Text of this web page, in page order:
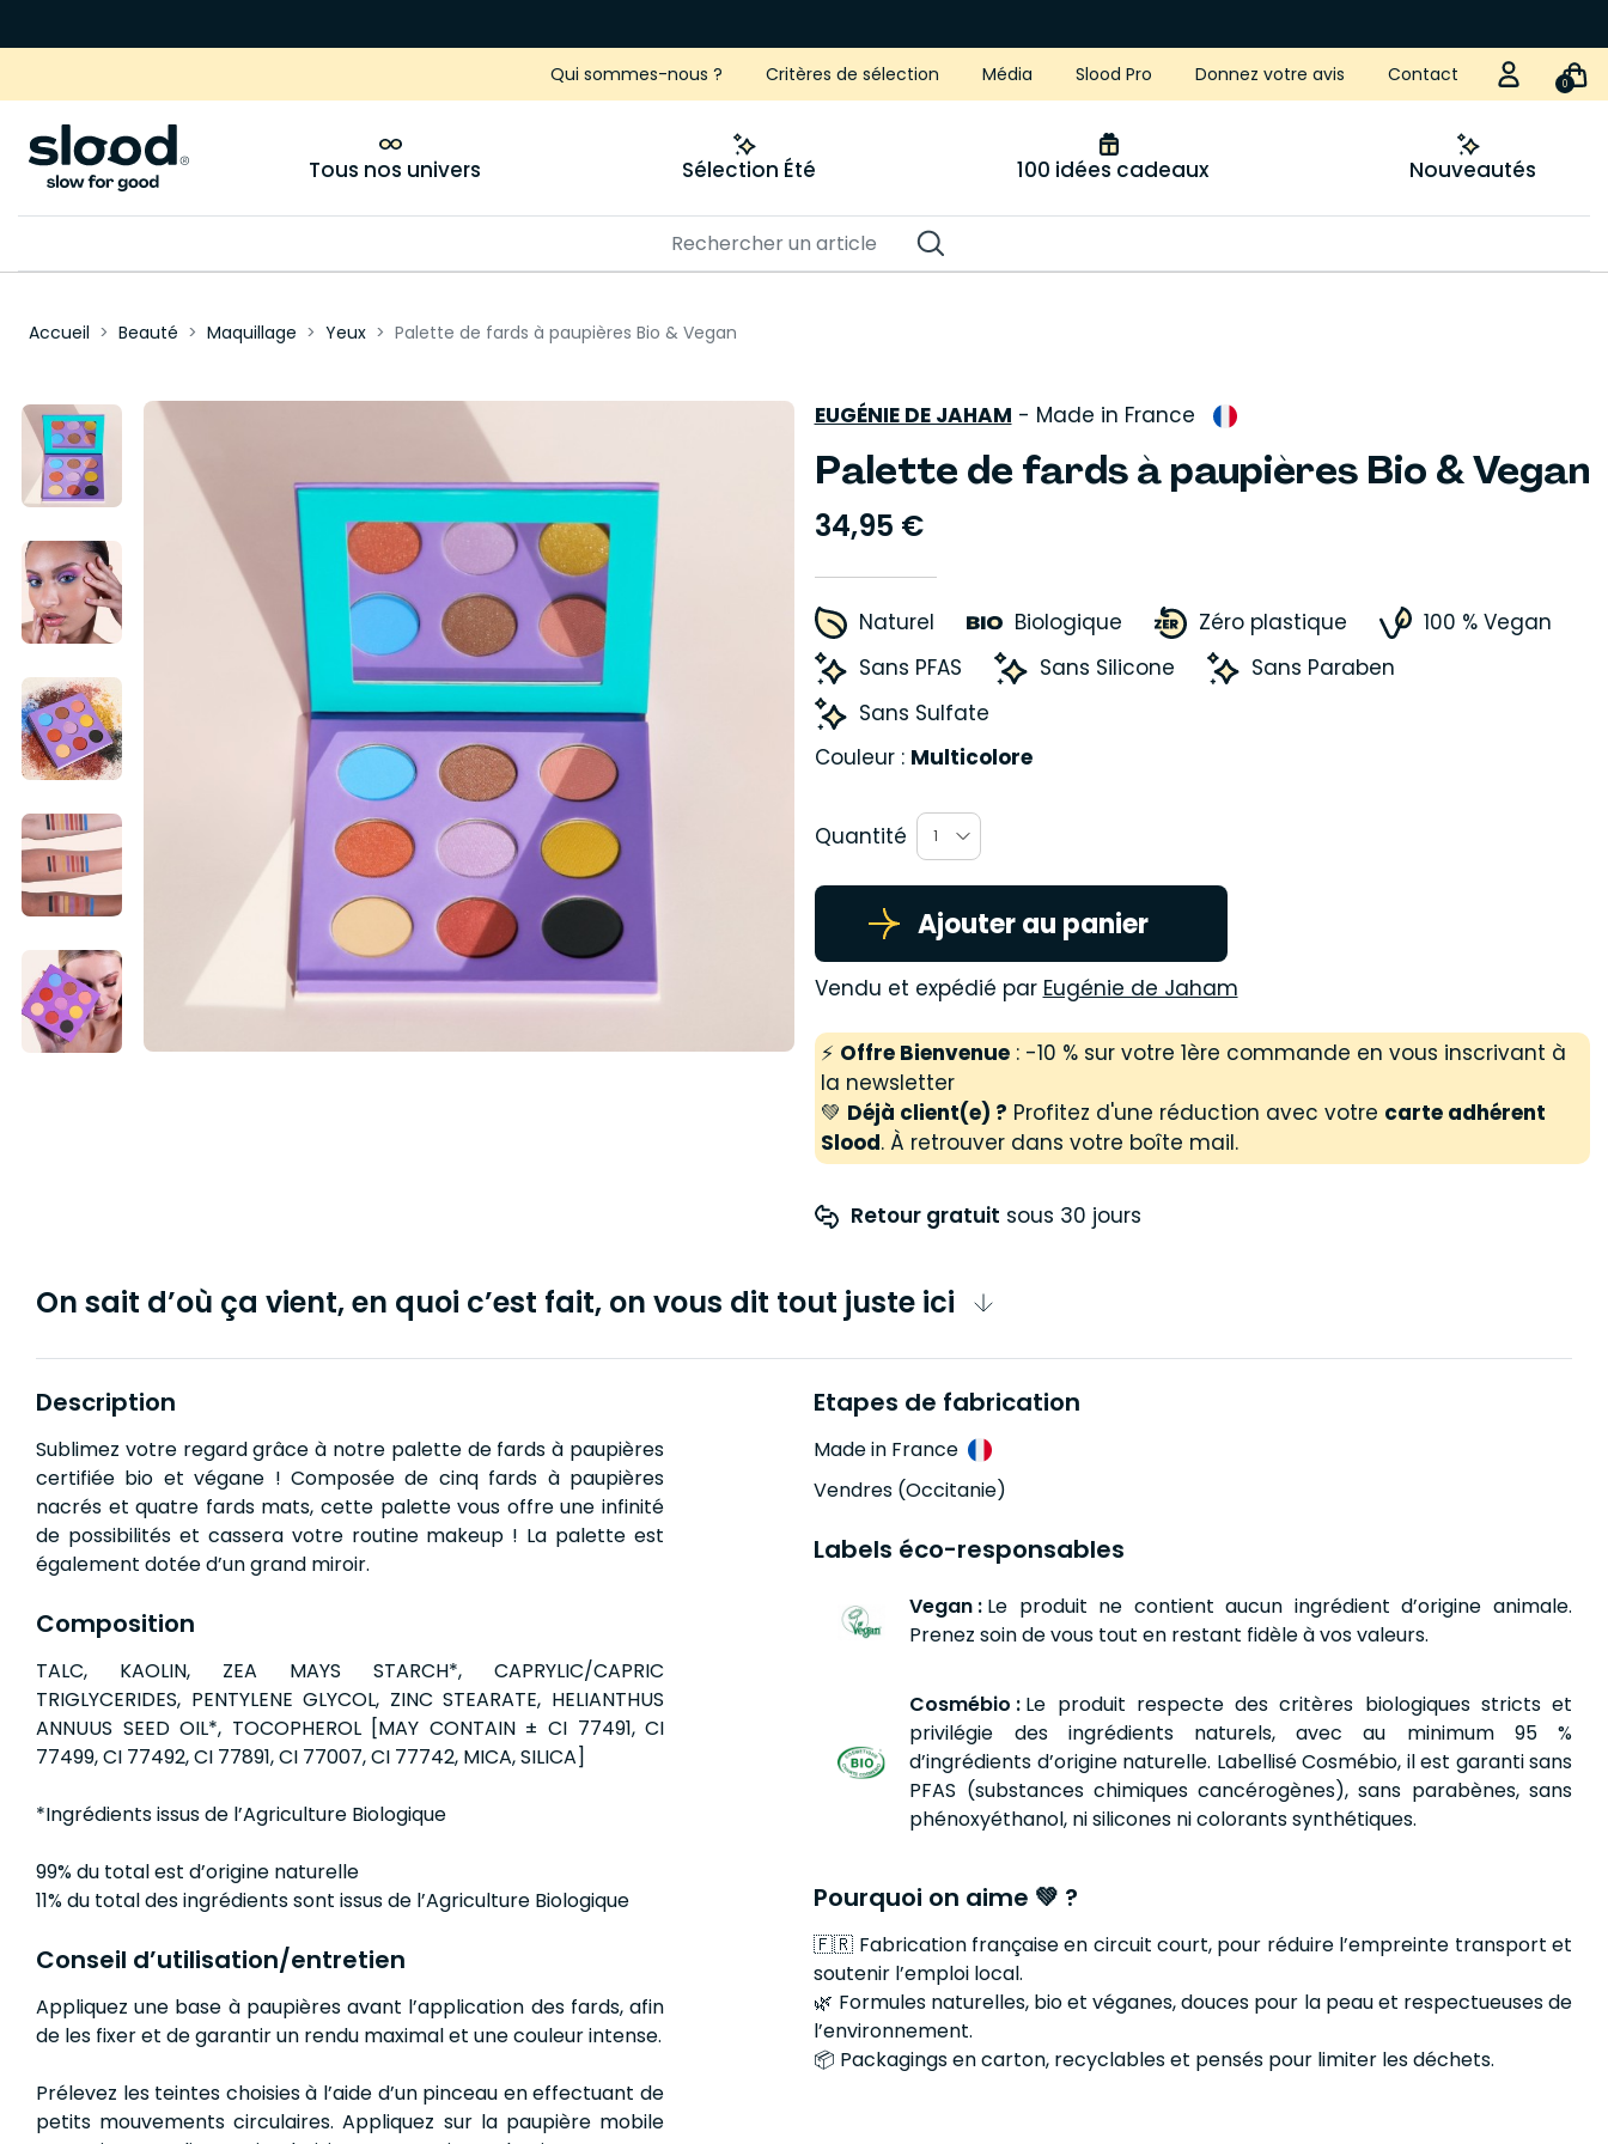
Qui sommes-nous ? Critères de sélection Média Slood Pro Donnez votre avis Contact 0
Tous nos univers Sélection Été 100 idées cadeaux Nouveautés
Accueil Beauté Maquillage Yeux Palette de fards à paupières Bio & Vegan
EUGÉNIE DE JAHAM - Made in France
Palette de fards à paupières Bio & Vegan
34,95 €
Naturel Biologique Zéro plastique
100 % Vegan
Sans PFAS
Sans Silicone
Sans Paraben
Sans Sulfate
Couleur : Multicolore
Quantité 1
Ajouter au panier
Vendu et expédié par Eugénie de Jaham
⚡ Offre Bienvenue: -10 % sur votre 1ère commande en vous inscrivant à
la newsletter
💚 Déjà client(e) ? Profitez d'une réduction avec votre carte adhérent
Slood. À retrouver dans votre boîte mail.
Retour gratuit sous 30 jours
On sait d’où ça vient, en quoi c’est fait, on vous dit tout juste ici
Description
Sublimez votre regard grâce à notre palette de fards à paupières
certifiée bio et végane ! Composée de cinq fards à paupières
nacrés et quatre fards mats, cette palette vous offre une infinité
de possibilités et cassera votre routine makeup ! La palette est
également dotée d’un grand miroir.
Composition
TALC, KAOLIN, ZEA MAYS STARCH*, CAPRYLIC/CAPRIC
TRIGLYCERIDES, PENTYLENE GLYCOL, ZINC STEARATE, HELIANTHUS
ANNUUS SEED OIL*, TOCOPHEROL [MAY CONTAIN ± CI 77491, CI
77499, CI 77492, CI 77891, CI 77007, CI 77742, MICA, SILICA]
*Ingrédients issus de l’Agriculture Biologique
99% du total est d’origine naturelle
11% du total des ingrédients sont issus de l’Agriculture Biologique
Conseil d’utilisation/entretien
Appliquez une base à paupières avant l’application des fards, afin
de les fixer et de garantir un rendu maximal et une couleur intense.
Prélevez les teintes choisies à l’aide d’un pinceau en effectuant de
petits mouvements circulaires. Appliquez sur la paupière mobile
Etapes de fabrication
Made in France
Vendres (Occitanie)
Labels éco-responsables
Vegan : Le produit ne contient aucun ingrédient d’origine animale.
Prenez soin de vous tout en restant fidèle à vos valeurs.
Cosmébio : Le produit respecte des critères biologiques stricts et
privilégie des ingrédients naturels, avec au minimum 95 %
d’ingrédients d’origine naturelle. Labellisé Cosmébio, il est garanti sans
PFAS (substances chimiques cancérogènes), sans parabènes, sans
phénoxyéthanol, ni silicones ni colorants synthétiques.
Pourquoi on aime 💚 ?
🇫🇷 Fabrication française en circuit court, pour réduire l’empreinte transport et
soutenir l’emploi local.
🌿 Formules naturelles, bio et véganes, douces pour la peau et respectueuses de
l’environnement.
📦 Packagings en carton, recyclables et pensés pour limiter les déchets.